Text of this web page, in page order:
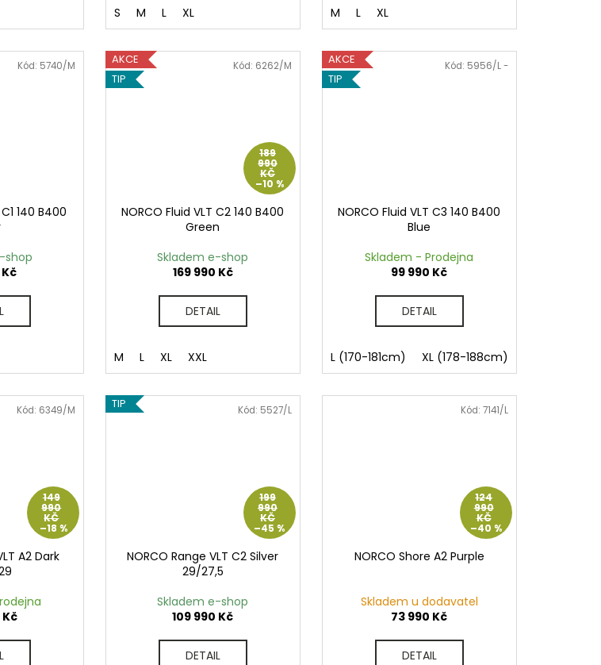
S M L XL M L XL
140 B400
shop
Kč
Kód: 5740/M
AKCE
TIP
189
990
KČ
–10 %
NORCO Fluid VLT C2 140 B400
Green
Skladem e-shop
169 990 Kč
DETAIL
M L XL XXL
Kód: 6262/M
AKCE
TIP
NORCO Fluid VLT C3 140 B400
Blue
Skladem - Prodejna
99 990 Kč
DETAIL
L (170-181cm) XL (178-188cm)
Kód: 5956/L -
149
990
KČ
–18 %
A2 Dark
Kč
Kód: 6349/M TIP
199
990
KČ
–45 %
NORCO Range VLT C2 Silver
29/27,5
Skladem e-shop
109 990 Kč
DETAIL
Kód: 5527/L
124
990
KČ
–40 %
NORCO Shore A2 Purple
Skladem u dodavatel
73 990 Kč
DETAIL
Kód: 7141/L